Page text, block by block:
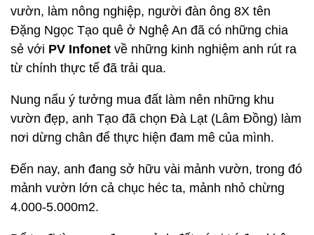
vườn, làm nông nghiệp, người đàn ông 8X tên
Đặng Ngọc Tạo quê ở Nghệ An đã có những chia
sẻ với PV Infonet về những kinh nghiệm anh rút ra
từ chính thực tế đã trải qua.
Nung nấu ý tưởng mua đất làm nên những khu
vườn đẹp, anh Tạo đã chọn Đà Lạt (Lâm Đồng) làm
nơi dừng chân để thực hiện đam mê của mình.
Đến nay, anh đang sở hữu vài mảnh vườn, trong đó
mảnh vườn lớn cả chục héc ta, mảnh nhỏ chừng
4.000-5.000m2.